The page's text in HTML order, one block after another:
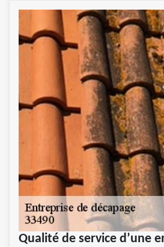
Qualité de service d’une